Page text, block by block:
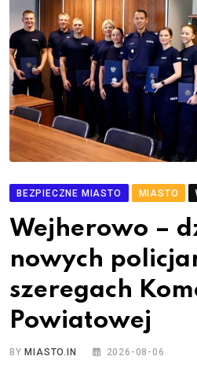
BEZPIECZNE MIASTO MIASTO
Wejherowo –
nowych
szeregach
Powiatowej
BY MIASTO.IN 2026-08-06